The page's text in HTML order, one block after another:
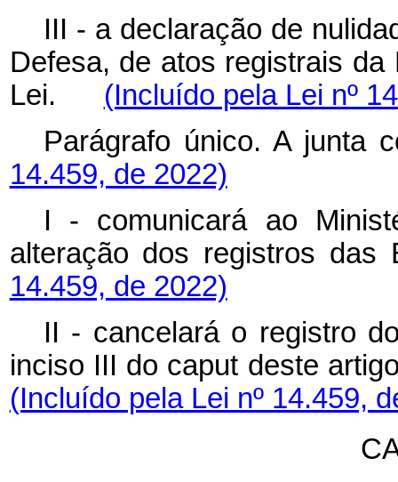
III - a declaração de
Defesa, de atos registrais da
Lei. (Incluído pela Lei nº
Parágrafo único. A
14.459, de 2022)
I - comunicará ao
alteração dos registros
14.459, de 2022)
II - cancelará o registro
inciso III do caput deste
(Incluído pela Lei nº 14.459,